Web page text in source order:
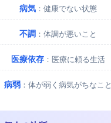
病気 ：健康でない状態
不調 ：体調が悪いこと
医療依存 ：医療に頼る生活
病弱 ：体が弱く病気がちなこと